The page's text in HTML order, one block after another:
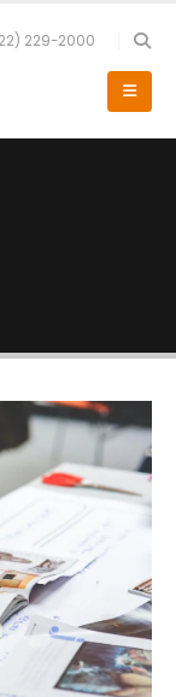
229-2000